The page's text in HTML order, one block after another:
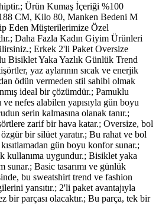
Ürün Kumaş İçeriği %100
CM, Kilo 80, Manken Bedeni M
Eden Müşterilerimize Özel
Daha Fazla Kadın Giyim Ürünleri
Erkek 2'li Paket Oversize
Bisiklet Yaka Yazlık Günlük Trend
yaz aylarının sıcak ve enerjik
ödün vermeden stil sahibi olmak
ideal bir çözümdür.; Pamuklu
ve nefes alabilen yapısıyla gün boyu
serin kalmasına olanak tanır.;
zarif bir hava katar.; Oversize, bol
bir silüet yaratır.; Bu rahat ve bol
gün boyu konfor sunar.;
kullanıma uygundur.; Bisiklet yaka
sunar.; Basic tasarımı ve günlük
bu sweatshirt trend ve fashion
yansıtır.; 2'li paket avantajıyla
bir parçası olacaktır.; Bu parça, tek bir